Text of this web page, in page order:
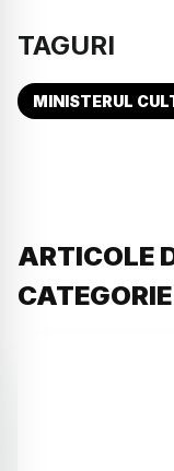
TAGURI
MINISTERUL
ARTICOLE
CATEGORIE